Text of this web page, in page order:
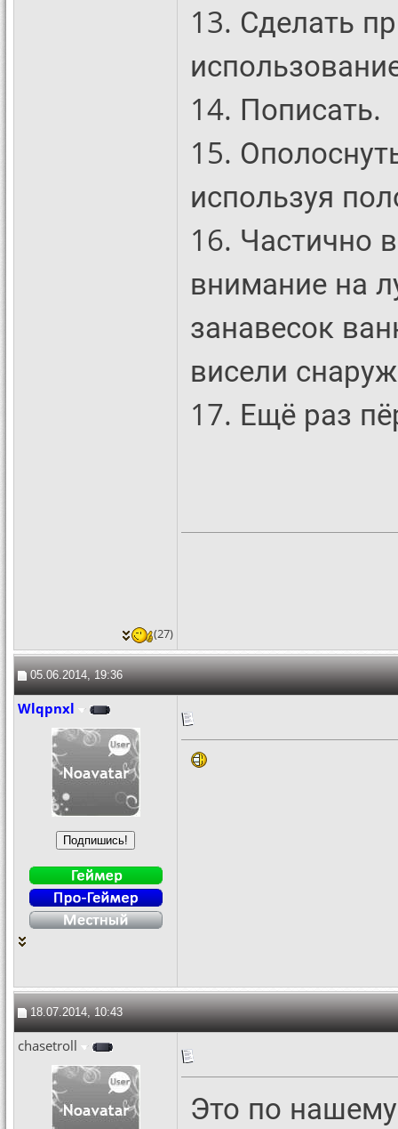
13. Сделать
14. Пописать.
15.
используя
16. Частично
внимание на
занавесок
висели
17. Ещё раз
(27)
05.06.2014, 19:36
Wlqpnxl
18.07.2014, 10:43
chasetroll
Это по